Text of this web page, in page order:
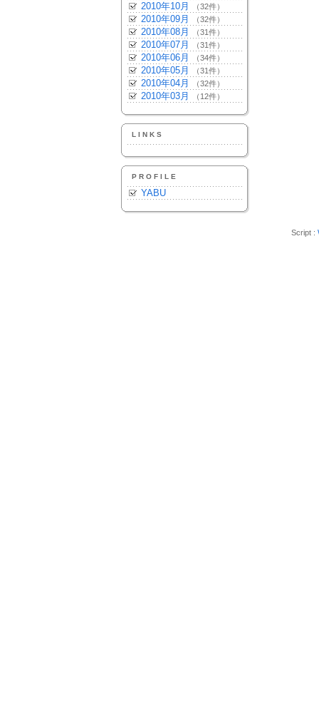
2010年10月 （32件）
2010年09月 （32件）
2010年08月 （31件）
2010年07月 （31件）
2010年06月 （34件）
2010年05月 （31件）
2010年04月 （32件）
2010年03月 （12件）
LINKS
PROFILE
YABU
Script :